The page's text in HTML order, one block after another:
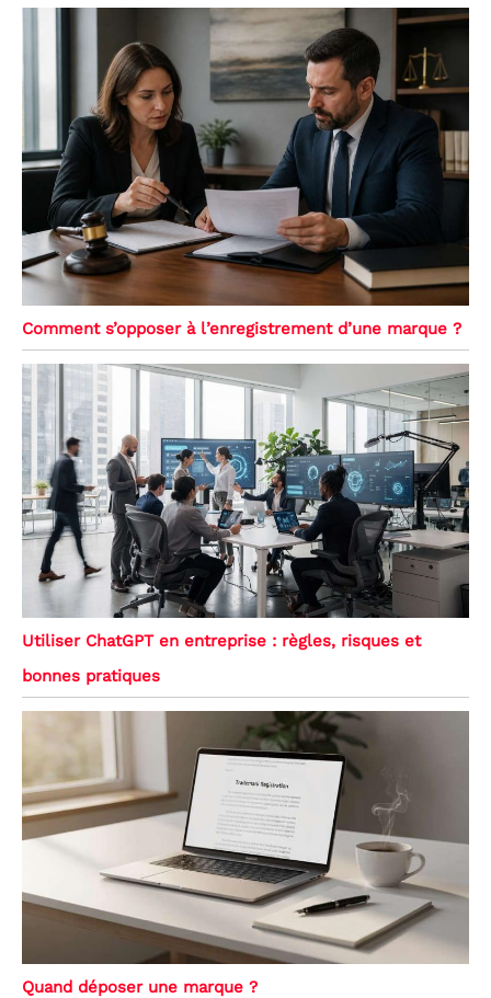
Comment s’opposer à l’enregistrement d’une marque ?
Utiliser ChatGPT en entreprise : règles, risques et
bonnes pratiques
Quand déposer une marque ?